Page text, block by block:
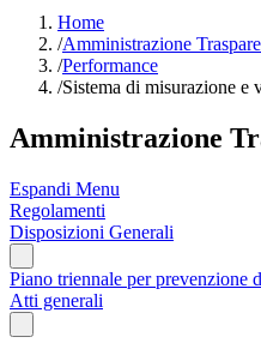
Home
/Amministrazione
/Performance
/Sistema di misurazione e
Amministrazione
Espandi Menu
Regolamenti
Disposizioni Generali
Piano triennale per prevenzione
Atti generali